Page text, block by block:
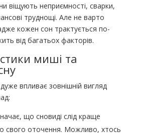
віщують неприємності, сварки,
труднощі. Але не варто
кожен сон трактується по-
від багатьох факторів.
миші та
впливає зовнішній вигляд
що сновиді слід краще
свого оточення. Можливо, хтось